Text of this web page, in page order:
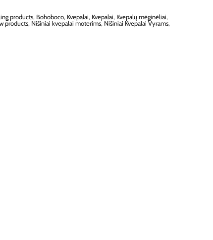
products, Bohoboco, Kvepalai, Kvepalai, Kvepalų mėginėliai,
products, Nišiniai kvepalai moterims, Nišiniai Kvepalai Vyrams,